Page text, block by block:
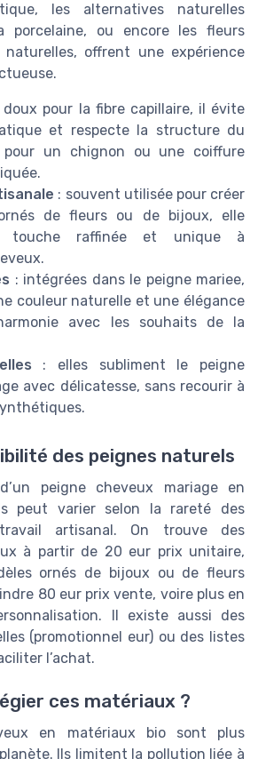
les alternatives naturelles
porcelaine, ou encore les fleurs
offrent une expérience
doux pour la fibre capillaire, il évite
et respecte la structure du
pour un chignon ou une coiffure
: souvent utilisée pour créer
de fleurs ou de bijoux, elle
touche raffinée et unique à
: intégrées dans le peigne mariee,
couleur naturelle et une élégance
avec les souhaits de la
: elles subliment le peigne
avec délicatesse, sans recourir à
des peignes naturels
peigne cheveux mariage en
peut varier selon la rareté des
artisanal. On trouve des
à partir de 20 eur prix unitaire,
ornés de bijoux ou de fleurs
80 eur prix vente, voire plus en
Il existe aussi des
(promotionnel eur) ou des listes
l’achat.
ces matériaux ?
en matériaux bio sont plus
Ils limitent la pollution liée à